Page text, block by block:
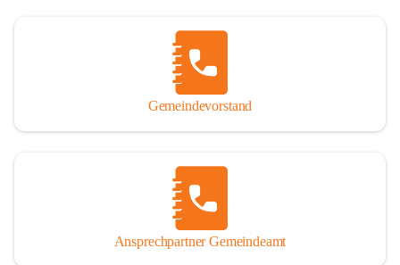
Gemeindevorstand
Ansprechpartner Gemeindeamt